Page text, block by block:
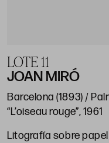
LOTE 11
JOAN MIRÓ
Barcelona (1893) /
“L’oiseau rouge”, 1961
Litografía sobre papel